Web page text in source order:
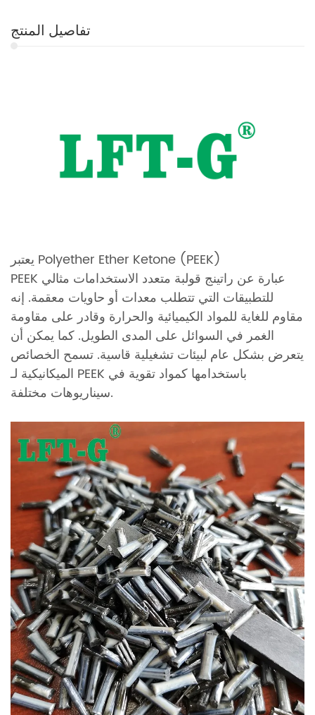
تفاصيل المنتج
يعتبر Polyether Ether Ketone (PEEK)
PEEK عبارة عن راتينج قولبة متعدد الاستخدامات مثالي
للتطبيقات التي تتطلب معدات أو حاويات معقمة. إنه
مقاوم للغاية للمواد الكيميائية والحرارة وقادر على مقاومة
الغمر في السوائل على المدى الطويل. كما يمكن أن
يتعرض بشكل عام لبيئات تشغيلية قاسية. تسمح الخصائص
الميكانيكية لـ PEEK باستخدامها كمواد تقوية في
سيناريوهات مختلفة.